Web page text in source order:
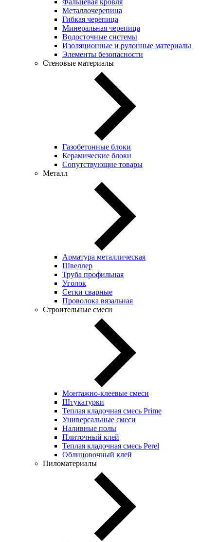
Металлочерепица
Гибкая черепица
Минеральная черепица
Водосточные системы
Изоляционные и рулонные материалы
Элементы безопасности
Стеновые материалы
Газобетонные блоки
Керамические блоки
Сопутствующие товары
Металл
Арматура металлическая
Швеллер
Труба профильная
Уголок
Сетки сварные
Проволока вязальная
Строительные смеси
Монтажно-клеевые смеси
Штукатурки
Теплая кладочная смесь Prime
Универсальные смеси
Наливные полы
Плиточный клей
Теплая кладочная смесь Perel
Облицовочный клей
Пиломатериалы